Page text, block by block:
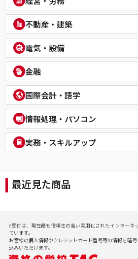
財務報告実務検定
経理・財務スキル検定（FASS）
簿記チャンピオン大会
通関士
ビジネス実務法務検定試験®
知的財産管理技能検定®
理系公務員（技術職）
公務員（心理系）
警察官・消防官
公務員（国家総合職）
公務員（外交官 (外務省専門職)）
公務員（経験者採用・氷河期採用）
教員採用試験
教員資格認定試験
社会保険労務士
衛生管理者
中小企業診断士
ビジネスマネジャー検定試験®
統計検定®/ビジネス数学検定・数学検定
企業経営アドバイザー
ＤＸ経営アドバイザー
経営承継アドバイザー
事業再生士補
不動産・建築
不動産鑑定士
宅地建物取引士
建築士
１級建築施工管理技士
マンション管理士／管理業務主任者
賃貸不動産経営管理士
１級土木施工管理技士
電気・設備
電気主任技術者（電験二種／三種）
電気工事士
危険物取扱者
消防設備士
１級電気工事施工管理技士
第三種冷凍機械責任者
二級ボイラー技士
金融
FP（ファイナンシャルプランナー）
証券アナリスト
CFA®
証券外務員
プライベートバンカー(PB)
DCプランナー
貸金業務取扱主任者
国際会計・語学
米国公認会計士（USCPA）
米国税理士（EA）
米国公認管理会計士（USCMA）
公認内部監査人（CIA）
TOEIC® L&R TEST対策講座
情報処理・パソコン
情報処理
パソコンスクール（パソコンビジネスス
実務・スキルアップ
病院経営実務
社会保険労務士実務
記憶力（アクティブ・ブレイン）
会計実務
最近見た商品
e受付は、現在最も信頼性の高い実用化されたインターネ
ています。
お客様の個人情報やクレジットカード番号等の情報を暗
込みいただけます。